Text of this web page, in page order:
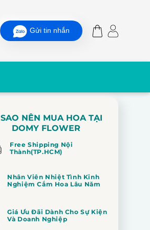
Gửi tin nhắn
NÊN MUA HOA TẠI
DOMY FLOWER
Free Shipping Nội
Thành(TP.HCM)
Nhân Viên Nhiệt Tình Kinh
Nghiệm Cắm Hoa Lâu Năm
Giá Ưu Đãi Dành Cho Sự Kiện
Và Doanh Nghiệp